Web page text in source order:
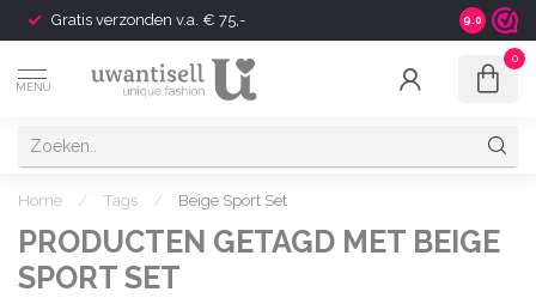
Gratis verzonden v.a. € 75,- Shipping
9.0
MENU
0
Home / Tags / Beige Sport Set
PRODUCTEN GETAGD MET BEIGE
SPORT SET